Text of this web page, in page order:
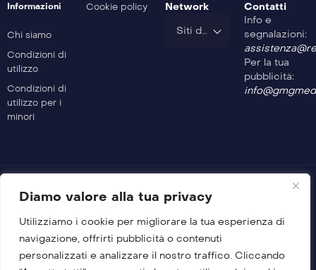
Diamo valore alla tua privacy
Utilizziamo i cookie per migliorare la tua esperienza di
navigazione, offrirti pubblicità o contenuti
personalizzati e analizzare il nostro traffico. Cliccando
Informazioni
Chi siamo
Condizioni di
utilizzo
Condizioni di
utilizzo per i
minori
Cookie policy
Network
Siti del Gruppo
Contatti
Info e
segnalazioni:
Per la tua
pubblicità:
© 2026 GMG Media Company Di Mossutti Gianluca
Sede legale: Corso Umberto Maddalena 25 – Cap 83030 –
Venticano (AV)